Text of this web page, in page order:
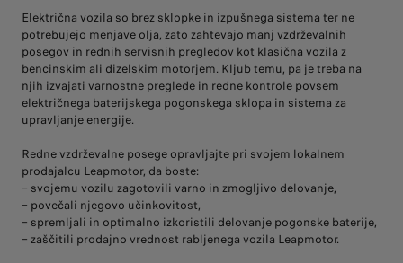
Električna vozila so brez sklopke in izpušnega sistema ter ne
potrebujejo menjave olja, zato zahtevajo manj vzdrževalnih
posegov in rednih servisnih pregledov kot klasična vozila z
bencinskim ali dizelskim motorjem. Kljub temu, pa je treba na
njih izvajati varnostne preglede in redne kontrole povsem
električnega baterijskega pogonskega sklopa in sistema za
upravljanje energije.
Redne vzdrževalne posege opravljajte pri svojem lokalnem
prodajalcu Leapmotor, da boste:
– svojemu vozilu zagotovili varno in zmogljivo delovanje,
– povečali njegovo učinkovitost,
– spremljali in optimalno izkoristili delovanje pogonske baterije,
– zaščitili prodajno vrednost rabljenega vozila Leapmotor.